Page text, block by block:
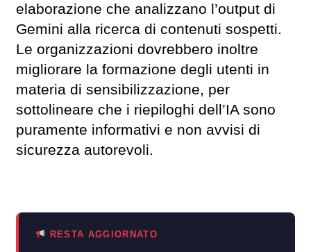
elaborazione che analizzano l’output di
Gemini alla ricerca di contenuti sospetti.
Le organizzazioni dovrebbero inoltre
migliorare la formazione degli utenti in
materia di sensibilizzazione, per
sottolineare che i riepiloghi dell’IA sono
puramente informativi e non avvisi di
sicurezza autorevoli.
RESTA AGGIORNATO